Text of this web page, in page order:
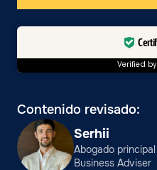
Verified by
Contenido revisado:
Serhii
Abogado
Business Adviser